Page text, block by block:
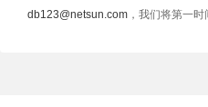
db123@netsun.com ，我们将第一时